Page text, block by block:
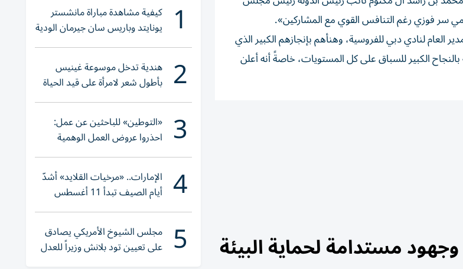
أمي سر فوزي رغم التنافس القوي مع المشاركين».
العام لنادي دبي للفروسية، وهنأهم بإنجازهم الكبير الذي
الكبير للسباق على كل المستويات، خاصةً أنه أعلن
مستدامة لحماية البيئة
1 كيفية مشاهدة مباراة مانشستر
يونايتد وباريس سان جيرمان الودية
والقنوات الناقلة
2 هندية تدخل موسوعة غينيس
بأطول شعر لامرأة على قيد الحياة
3 «التوطين» للباحثين عن عمل:
احذروا عروض العمل الوهمية
وتحققوا عبر «الباركود»
4 الإمارات.. «مرخيات القلايد» أشدّ
أيام الصيف تبدأ 11 أغسطس
5 مجلس الشيوخ الأمريكي يصادق
على تعيين تود بلانش وزيراً للعدل